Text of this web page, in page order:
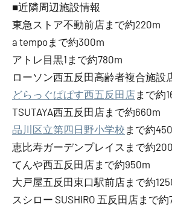
■近隣周辺施設情報
東急ストア不動前店まで約220m
a tempoまで約300m
アトレ目黒1まで約780m
ローソン西五反田高齢者複合施設
どらっぐぱぱす西五反田店まで約
TSUTAYA西五反田店まで約660m
品川区立第四日野小学校 まで約
恵比寿ガーデンプレイスまで約
てんや西五反田店まで約950m
大戸屋五反田東口駅前店まで約
スシロー SUSHIRO 五反田店まで約